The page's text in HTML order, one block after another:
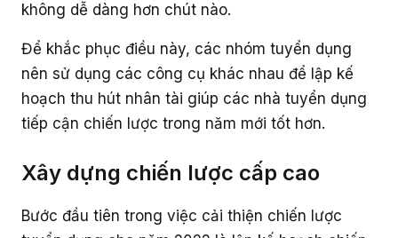
không dễ dàng hơn chút nào.
Để khắc phục điều này, các nhóm tuyển dụng
nên sử dụng các công cụ khác nhau để lập kế
hoạch thu hút nhân tài giúp các nhà tuyển dụng
tiếp cận chiến lược trong năm mới tốt hơn.
Xây dựng chiến lược cấp cao
Bước đầu tiên trong việc cải thiện chiến lược